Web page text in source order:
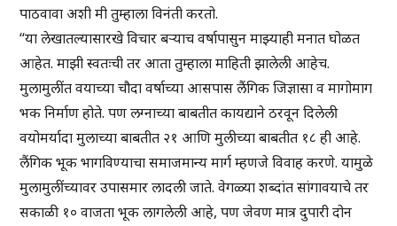
पाठवावा अशी मी तुम्हाला विनंती करतो.
“या लेखातल्यासारखे विचार बऱ्याच वर्षापासुन माझ्याही मनात घोळत
आहेत. माझी स्वतःची तर आता तुम्हाला माहिती झालेली आहेच.
मुलामुलींत वयाच्या चौदा वर्षाच्या आसपास लैंगिक जिज्ञासा व मागोमाग
भक निर्माण होते. पण लग्नाच्या बाबतीत कायद्याने ठरवून दिलेली
वयोमर्यादा मुलाच्या बाबतीत २१ आणि मुलीच्या बाबतीत १८ ही आहे.
लैंगिक भूक भागविण्याचा समाजमान्य मार्ग म्हणजे विवाह करणे. यामुळे
मुलामुलींच्यावर उपासमार लादली जाते. वेगळ्या शब्दांत सांगावयाचे तर
सकाळी १० वाजता भूक लागलेली आहे, पण जेवण मात्र दुपारी दोन